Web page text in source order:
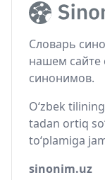
Словарь
нашем сайте
синонимов.
O‘zbek
tadan ortiq
to‘plamiga
sinonim.uz